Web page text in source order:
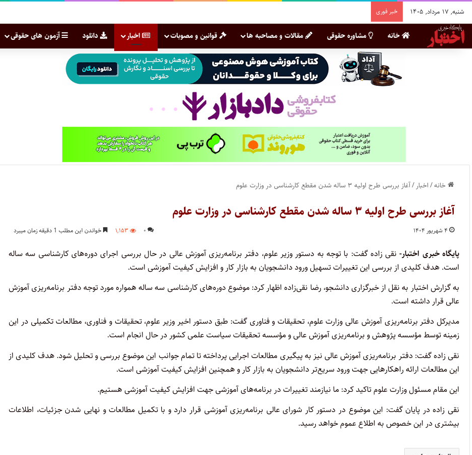
شنبه, ۱۷ مرداد, ۱۴۰۵ خبر فوری
خانه مشاوره حقوقی مقالات و مصاحبه ها قوانین و مصوبات اخبار دانلود آزمون های حقوقی
خانه/اخبار /آغاز بررسی طرح اولیه ۳ ساله شدن مقطع کارشناسی در وزارت علوم
آغاز بررسی طرح اولیه ۳ ساله شدن مقطع کارشناسی در وزارت علوم
۴ شهریور ۱۴۰۴ ۰ ۱,۱۵۳ خواندن این مطلب 1 دقیقه زمان میبرد
پایگاه خبری اختبار-نقی زاده گفت: با توجه به دستور وزیر علوم، دفتر برنامه‌ریزی آموزش عالی در حال بررسی اجرای دوره‌های کارشناسی سه ساله
است. هدف کلیدی از بررسی این تغییرات تسهیل ورود دانشجویان به بازار کار و افزایش کیفیت آموزشی است.
به گزارش اختبار به نقل از خبرگزاری دانشجو، رضا نقی‌زاده اظهار کرد: موضوع دوره‌های کارشناسی سه ساله همواره مورد توجه دفتر برنامه‌ریزی آموزش
عالی قرار داشته است.
مدیرکل دفتر برنامه‌ریزی آموزش عالی وزارت علوم، تحقیقات و فناوری گفت: طبق دستور اخیر وزیر علوم، تحقیقات و فناوری، مطالعات تکمیلی در این
زمینه توسط مؤسسه پژوهش و برنامه‌ریزی آموزش عالی و مؤسسه تحقیقات سیاست علمی کشور در حال انجام است.
نقی زاده گفت: دفتر برنامه‌ریزی آموزش عالی نیز به پیگیری مطالعات اجرایی پرداخته تا تمام جوانب این موضوع بررسی و تحلیل شود. هدف کلیدی از
این مطالعات ارائه راهکار‌هایی جهت ورود سریع‌تر دانشجویان به بازار کار و همچنین افزایش کیفیت آموزشی است.
این مقام مسئول وزارت علوم تاکید کرد: ما نیازمند تغییرات در برنامه‌های آموزشی جهت افزایش کیفیت آموزشی هستیم.
نقی زاده در پایان گفت: این موضوع در دستور کار شورای عالی برنامه‌ریزی آموزشی قرار دارد و با تکمیل مطالعات و نهایی شدن جزئیات، اطلاعات
بیشتری در این خصوص به اطلاع عموم خواهد رسید.